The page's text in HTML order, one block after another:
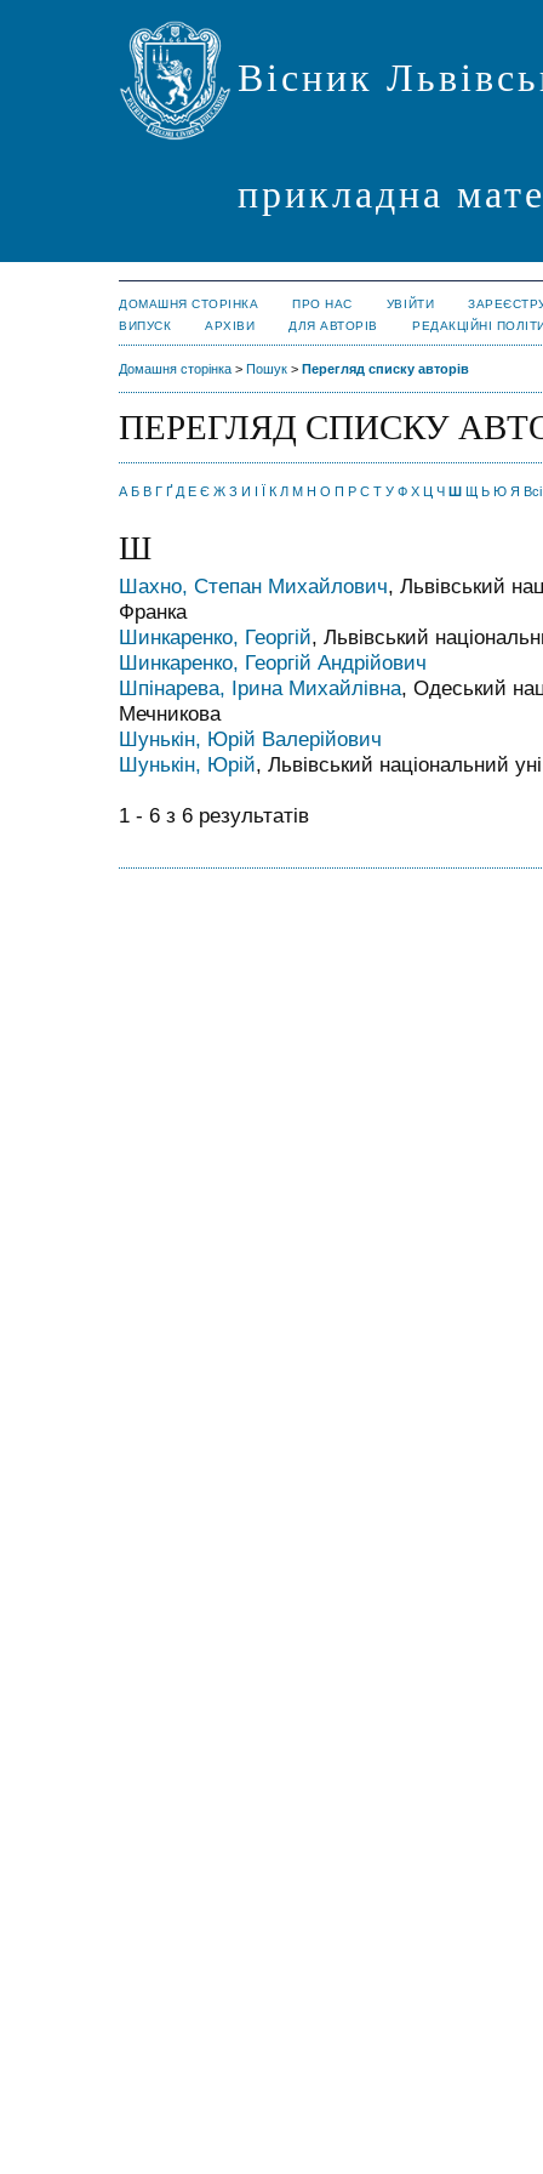
Вісник
прикладна
ДОМАШНЯ СТОРІНКА ПРО НАС УВІЙТИ
ВИПУСК
АРХІВИ ДЛЯ АВТОРІВ РЕДАКЦІЙНІ
Домашня сторінка > Пошук > Перегляд списку авторів
ПЕРЕГЛЯД СПИСКУ
А Б В Г Ґ Д Е Є Ж З И І Ї К Л М Н О П Р С Т У Ф Х Ц Ч Ш Щ Ь Ю Я Всі
Ш
Шахно, Степан Михайлович, Львівський
Франка
Шинкаренко, Георгій, Львівський
Шинкаренко, Георгій Андрійович
Шпінарева, Ірина Михайлівна, Одеський
Мечникова
Шунькін, Юрій Валерійович
Шунькін, Юрій, Львівський національний
1 - 6 з 6 результатів